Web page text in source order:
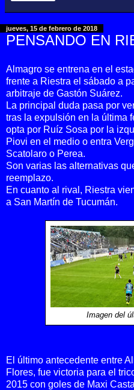
jueves, 15 de febrero de 2018
PENSANDO EN
Almagro se entrena en el
frente a Riestra el sábado a
arbitraje de Gastón Suárez.
La principal duda pasa por
tras la expulsión en la última
opta por Ruíz Sosa por la
Piovi en el medio o entra
Scatolaro o Perea.
Son varias las alternativas
reemplazo.
En cuanto al rival, Riestra
a San Martín de Tucumán.
Imagen del
El último antecedente entre
Flores, fue victoria para el
2015 con goles de Maxi